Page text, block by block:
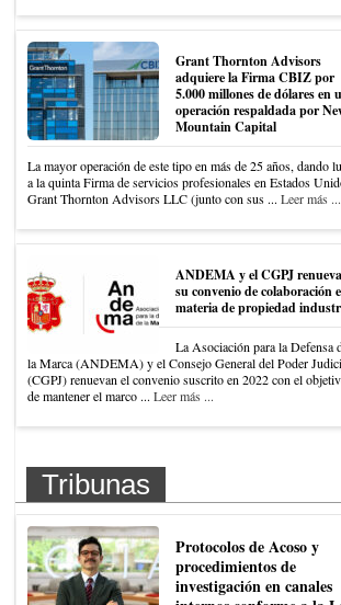
Grant Thornton Advisors
adquiere la Firma CBIZ por
5.000 millones de dólares en
operación respaldada por
Mountain Capital
La mayor operación de este tipo en más de 25 años, dando
a la quinta Firma de servicios profesionales en Estados
Grant Thornton Advisors LLC (junto con sus ... Leer más ...
ANDEMA y el CGPJ
su convenio de colaboración
materia de propiedad
La Asociación para la Defensa
la Marca (ANDEMA) y el Consejo General del Poder
(CGPJ) renuevan el convenio suscrito en 2022 con el
de mantener el marco ... Leer más ...
Tribunas
Protocolos de Acoso y
procedimientos de
investigación en canales